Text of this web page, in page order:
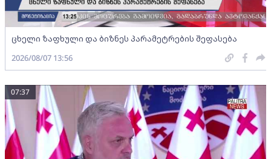
ცხელი ზაფხული და ბიზნეს პარამეტრების შეფასება
2026/08/07 13:56
07:37